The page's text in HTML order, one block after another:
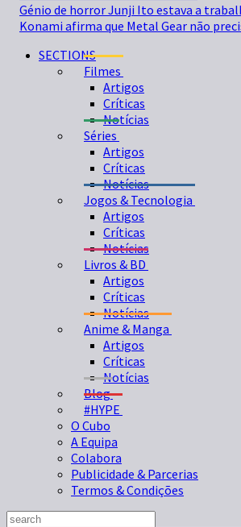
Génio de horror Junji Ito estava a
Konami afirma que Metal Gear não
SECTIONS
Filmes
Artigos
Críticas
Notícias
Séries
Artigos
Críticas
Notícias
Jogos & Tecnologia
Artigos
Críticas
Notícias
Livros & BD
Artigos
Críticas
Notícias
Anime & Manga
Artigos
Críticas
Notícias
Blog
#HYPE
O Cubo
A Equipa
Colabora
Publicidade & Parcerias
Termos & Condições